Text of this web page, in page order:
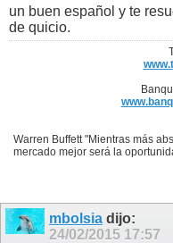
un buen español y te
de quicio.
Warren Buffett "Mientras más
mercado mejor será la
mbolsia dijo:
24/02/2015 17:57